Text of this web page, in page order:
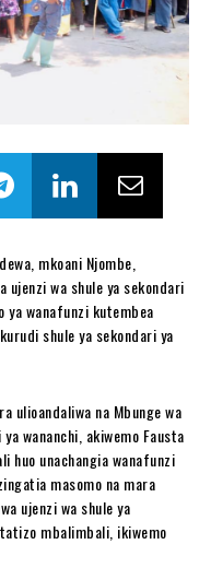
mkoani Njombe,
ujenzi wa shule ya sekondari
ya wanafunzi kutembea
shule ya sekondari ya
ulioandaliwa na Mbunge wa
wananchi, akiwemo Fausta
huo unachangia wanafunzi
masomo na mara
ujenzi wa shule ya
mbalimbali, ikiwemo